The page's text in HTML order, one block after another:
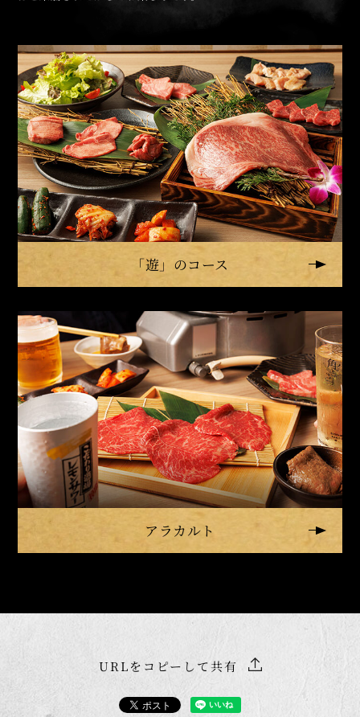
「遊」のコース
アラカルト
URLをコピーして共有